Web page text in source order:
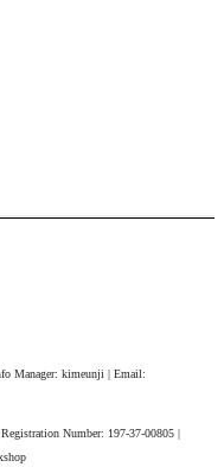
Manager: kimeunji | Email:
Number: 197-37-00805